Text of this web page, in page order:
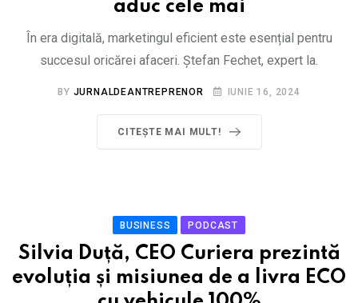
aduc cele mai
În era digitală, marketingul eficient este esențial pentru
succesul oricărei afaceri. Ștefan Fechet, expert la.
BY JURNALDEANTREPRENOR IUNIE 16, 2024
CITEȘTE MAI MULT!
BUSINESS PODCAST
Silvia Duță, CEO Curiera prezintă
evoluția și misiunea de a livra ECO